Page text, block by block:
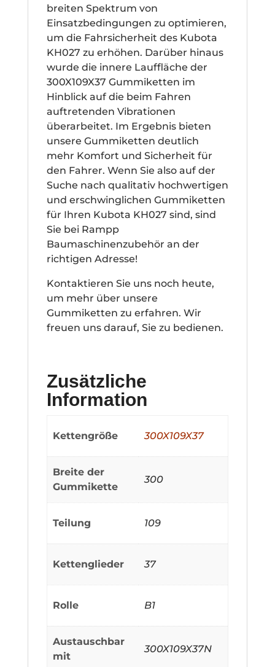
breiten Spektrum von
Einsatzbedingungen zu optimieren,
um die Fahrsicherheit des Kubota
KH027 zu erhöhen. Darüber hinaus
wurde die innere Lauffläche der
300X109X37 Gummiketten im
Hinblick auf die beim Fahren
auftretenden Vibrationen
überarbeitet. Im Ergebnis bieten
unsere Gummiketten deutlich
mehr Komfort und Sicherheit für
den Fahrer. Wenn Sie also auf der
Suche nach qualitativ hochwertigen
und erschwinglichen Gummiketten
für Ihren Kubota KH027 sind, sind
Sie bei Rampp
Baumaschinenzubehör an der
richtigen Adresse!
Kontaktieren Sie uns noch heute,
um mehr über unsere
Gummiketten zu erfahren. Wir
freuen uns darauf, Sie zu bedienen.
Zusätzliche
Information
Kettengröße 300X109X37
Breite der
Gummikette
300
Teilung 109
Kettenglieder 37
Rolle B1
Austauschbar
mit
300X109X37N